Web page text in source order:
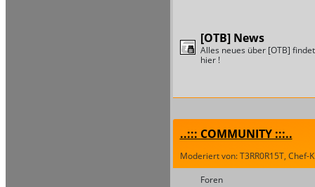
[OTB] News
Alles neues über [OTB]
hier !
..::: COMMUNITY :::..
Moderiert von: T3RR0R15T, Chef-
Foren